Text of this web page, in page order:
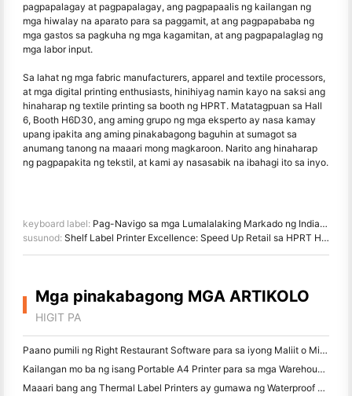
pagpapalagay at pagpapalagay, ang pagpapaalis ng kailangan ng
mga hiwalay na aparato para sa paggamit, at ang pagpapababa ng
mga gastos sa pagkuha ng mga kagamitan, at ang pagpapalaglag ng
mga labor input.
Sa lahat ng mga fabric manufacturers, apparel and textile processors,
at mga digital printing enthusiasts, hinihiyag namin kayo na saksi ang
hinaharap ng textile printing sa booth ng HPRT. Matatagpuan sa Hall
6, Booth H6D30, ang aming grupo ng mga eksperto ay nasa kamay
upang ipakita ang aming pinakabagong baguhin at sumagot sa
anumang tanong na maaari mong magkaroon. Narito ang hinaharap
ng pagpapakita ng tekstil, at kami ay nasasabik na ibahagi ito sa inyo.
keyboard label: Pag-Navigo sa mga Lumalalaking Markado ng India at Pilipinas: Magpipili ng HPRT para sa Reliable Barcode Printing Solutions
susunod: Shelf Label Printer Excellence: Speed Up Retail sa HPRT HM-T3 PRO
Mga pinakabagong MGA ARTIKOLO
HIGIT PA
Paano pumili ng Right Restaurant Software para sa iyong Maliit o Midsize Restaurant
Kailangan mo ba ng isang Portable A4 Printer para sa mga Warehouse Invoices? Ano talagang gumagana
Maaari bang ang Thermal Label Printers ay gumawa ng Waterproof Labels para sa mga maliliit na Producto ng negosyo?